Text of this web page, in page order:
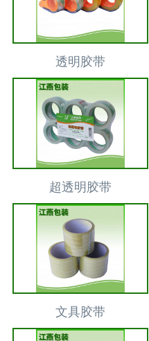
透明胶带
超透明胶带
文具胶带